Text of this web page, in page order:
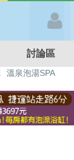
討論區
景點